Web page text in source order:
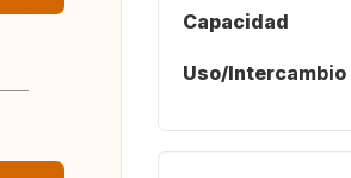
Capacidad
Uso/Intercambio